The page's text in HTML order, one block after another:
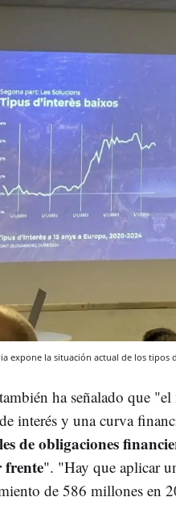
expone la situación actual de los tipos
ha señalado que
interés y una curva
de obligaciones
frente". "Hay que aplicar
de 586 millones en